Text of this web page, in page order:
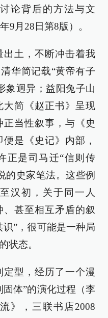
论背后的方法与文
9月28日第8版）。
出土，不断冲击着我
华简记载“黄帝有子
象迥异；益阳兔子山
大简《赵正书》呈现
当性叙事，与《史
是《史记》内部，
正是司马迁“信则传
的史家笔法。这些例
汉初，关于同一人
甚至相互矛盾的叙
”，很可能是一种局
状态。
型，经历了一个漫
体”的演化过程（李
》，三联书店2008